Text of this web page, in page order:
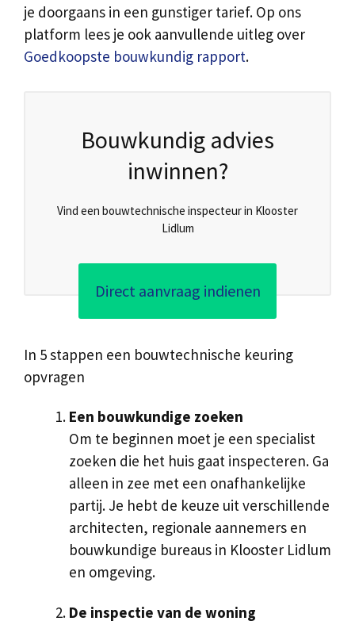
je doorgaans in een gunstiger tarief. Op ons
platform lees je ook aanvullende uitleg over
Goedkoopste bouwkundig rapport.
Bouwkundig advies
inwinnen?
Vind een bouwtechnische inspecteur in Klooster
Lidlum
Direct aanvraag indienen
In 5 stappen een bouwtechnische keuring
opvragen
Een bouwkundige zoeken
Om te beginnen moet je een specialist
zoeken die het huis gaat inspecteren. Ga
alleen in zee met een onafhankelijke
partij. Je hebt de keuze uit verschillende
architecten, regionale aannemers en
bouwkundige bureaus in Klooster Lidlum
en omgeving.
De inspectie van de woning